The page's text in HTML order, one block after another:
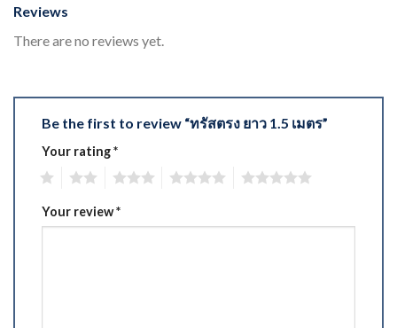
Reviews
There are no reviews yet.
Be the first to review “ทรัสตรง ยาว 1.5 เมตร”
Your rating*
Your review*